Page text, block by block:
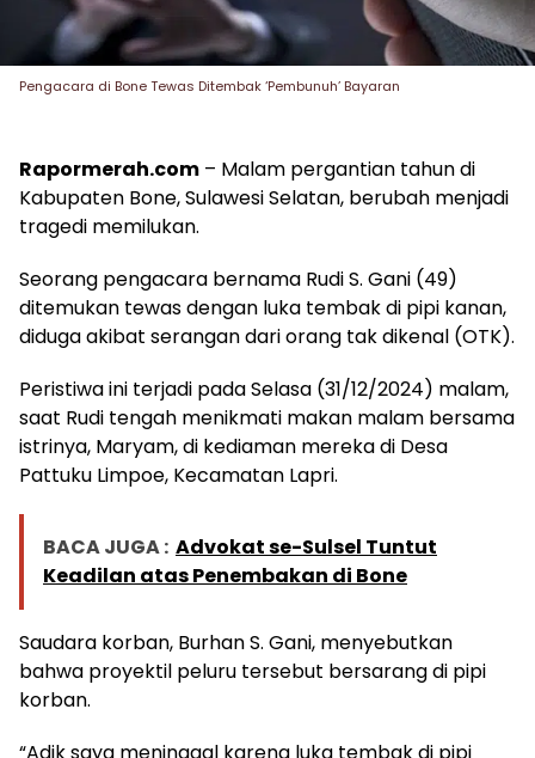
Pengacara di Bone Tewas Ditembak ‘Pembunuh’ Bayaran
Rapormerah.com – Malam pergantian tahun di
Kabupaten Bone, Sulawesi Selatan, berubah menjadi
tragedi memilukan.
Seorang pengacara bernama Rudi S. Gani (49)
ditemukan tewas dengan luka tembak di pipi kanan,
diduga akibat serangan dari orang tak dikenal (OTK).
Peristiwa ini terjadi pada Selasa (31/12/2024) malam,
saat Rudi tengah menikmati makan malam bersama
istrinya, Maryam, di kediaman mereka di Desa
Pattuku Limpoe, Kecamatan Lapri.
BACA JUGA : Advokat se-Sulsel Tuntut
Keadilan atas Penembakan di Bone
Saudara korban, Burhan S. Gani, menyebutkan
bahwa proyektil peluru tersebut bersarang di pipi
korban.